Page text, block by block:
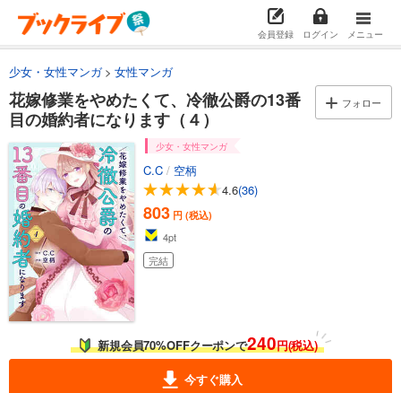
会員登録 ログイン メニュー
少女・女性マンガ 女性マンガ
花嫁修業をやめたくて、冷徹公爵の13番
目の婚約者になります（４）
フォロー
少女・女性マンガ
C.C / 空柄
4.6(36)
803 円 (税込)
4pt
完結
新規会員70%OFFクーポンで240円(税込)
今すぐ購入